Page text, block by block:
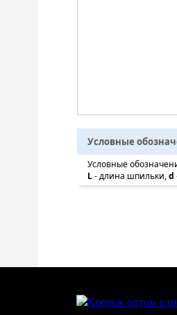
Условные
Условные
L- длина шпильки,d